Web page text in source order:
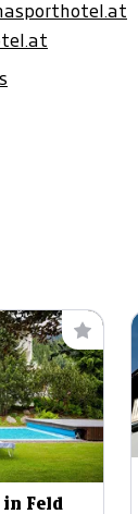
Feld